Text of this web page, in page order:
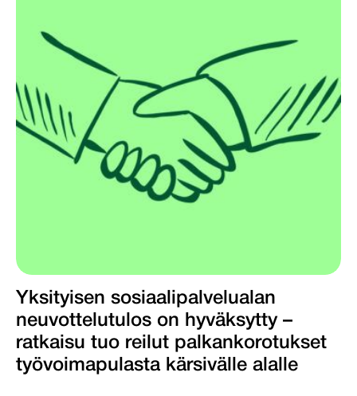
Yksityisen sosiaalipalvelualan
neuvottelutulos on hyväksytty –
ratkaisu tuo reilut palkankorotukset
työvoimapulasta kärsivälle alalle